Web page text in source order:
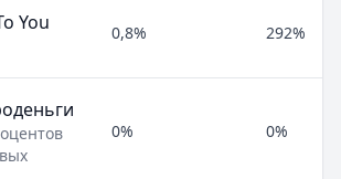
You 0,8% 292%
0% 0%